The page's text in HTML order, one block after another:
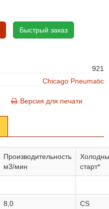
Быстрый заказ
921
Chicago Pneumatic
Версия для печати
Производительность
м3/мин
старт*
8,0 CS